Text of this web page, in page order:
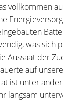
vollkommen
was sich
Aussaat der
auf
ist unter
langsam